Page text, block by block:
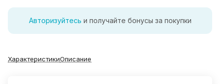
Авторизуйтесь и получайте бонусы за покупки
ХарактеристикиОписание